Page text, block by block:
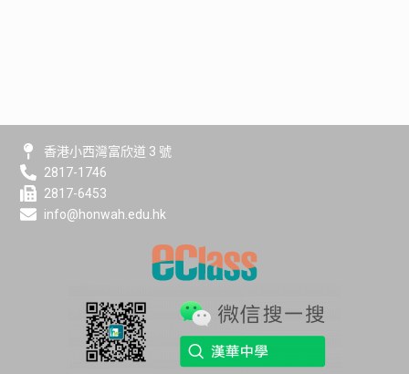
香港小西灣富欣道 3 號
2817-1746
2817-6453
info@honwah.edu.hk